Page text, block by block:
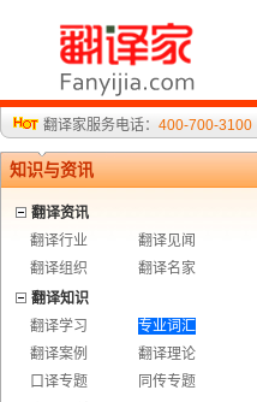
翻译家服务电话： 400-700-3100
知识与资讯
翻译资讯
翻译行业
翻译见闻
翻译组织
翻译名家
翻译知识
翻译学习
专业词汇
翻译案例
翻译理论
口译专题
同传专题